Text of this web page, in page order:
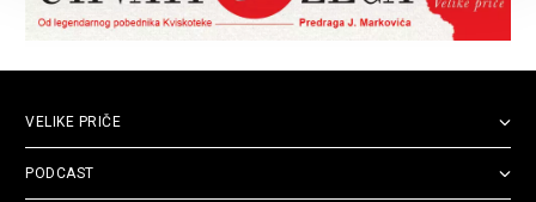
VELIKE PRIČE
PODCAST